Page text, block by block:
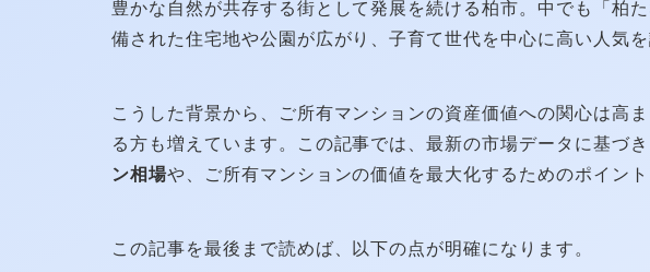
豊かな自然が共存する街として発展を続ける柏市。中でも「柏
備された住宅地や公園が広がり、子育て世代を中心に高い人気を
こうした背景から、ご所有マンションの資産価値への関心は高
る方も増えています。この記事では、最新の市場データに基づき
ン相場や、ご所有マンションの価値を最大化するためのポイン
この記事を最後まで読めば、以下の点が明確になります。